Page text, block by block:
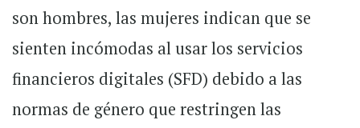
son hombres, las mujeres indican que se
sienten incómodas al usar los servicios
financieros digitales (SFD) debido a las
normas de género que restringen las